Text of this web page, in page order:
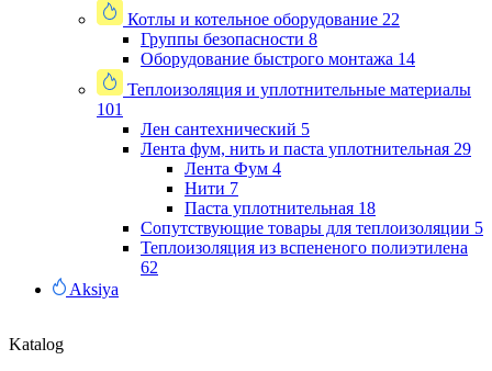
Котлы и котельное оборудование 22
Группы безопасности 8
Оборудование быстрого монтажа 14
Теплоизоляция и уплотнительные материалы
101
Лен сантехнический 5
Лента фум, нить и паста уплотнительная 29
Лента Фум 4
Нити 7
Паста уплотнительная 18
Сопутствующие товары для теплоизоляции 5
Теплоизоляция из вспененого полиэтилена
62
Aksiya
Katalog